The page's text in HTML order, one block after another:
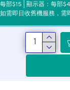
每部$15 | 顯示器：每部
如需即日收舊機服務，需